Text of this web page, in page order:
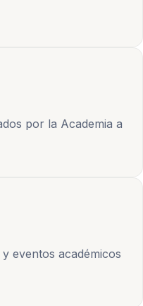
por la Academia a
eventos académicos